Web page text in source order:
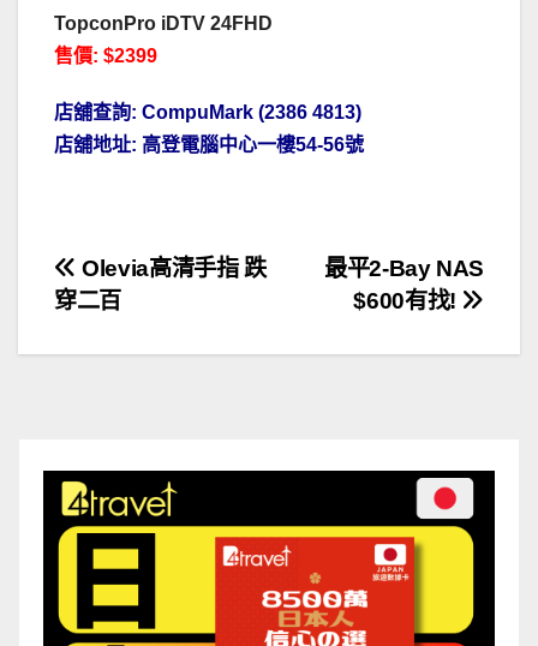
TopconPro iDTV 24FHD
售價: $2399
店舖查詢: CompuMark (2386 4813)
店舖地址: 高登電腦中心一樓54-56號
文
章
最平2-Bay NAS
$600有找!
Olevia高清手指 跌
穿二百